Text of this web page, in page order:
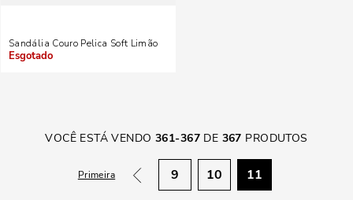
Sandália Couro Pelica Soft Limão
Indisponível
VOCÊ ESTÁ VENDO 361-367 DE 367 PRODUTOS
Primeira 9 10 11